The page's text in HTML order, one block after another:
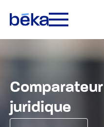
juridique